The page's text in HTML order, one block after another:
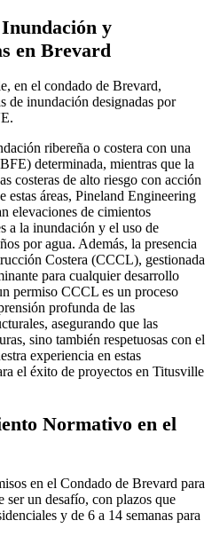
y
en Brevard
en el condado de Brevard,
de inundación designadas por
ribereña o costera con una
determinada, mientras que la
costeras de alto riesgo con acción
estas áreas, Pineland Engineering
elevaciones de cimientos
a la inundación y el uso de
por agua. Además, la presencia
Costera (CCCL), gestionada
para cualquier desarrollo
permiso CCCL es un proceso
profunda de las
asegurando que las
sino también respetuosas con el
experiencia en estas
el éxito de proyectos en Titusville
Normativo en el
en el Condado de Brevard para
ser un desafío, con plazos que
y de 6 a 14 semanas para